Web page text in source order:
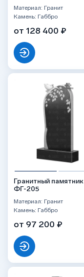
Материал: Гранит
Камень: Габбро
от 128 400 ₽
Гранитный памятник
ФГ-205
Материал: Гранит
Камень: Габбро
от 97 200 ₽